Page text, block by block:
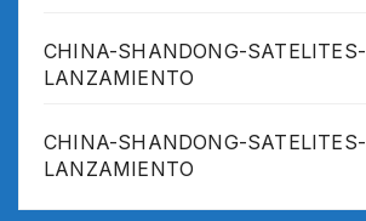
CHINA-SHANDONG-SATELITES-
LANZAMIENTO
CHINA-SHANDONG-SATELITES-
LANZAMIENTO